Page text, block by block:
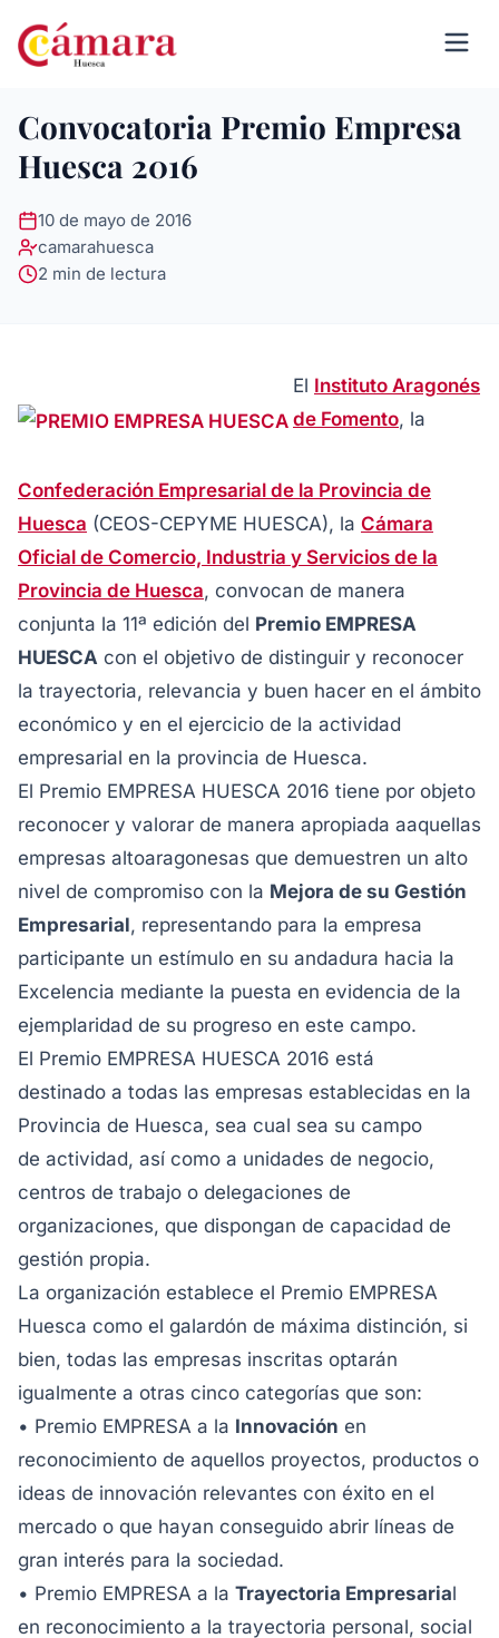
Convocatoria Premio Empresa
Huesca 2016
10 de mayo de 2016
camarahuesca
2 min de lectura
El Instituto Aragonés
de Fomento, la
Confederación Empresarial de la Provincia de
Huesca (CEOS-CEPYME HUESCA), la Cámara
Oficial de Comercio, Industria y Servicios de la
Provincia de Huesca, convocan de manera
conjunta la 11ª edición del Premio EMPRESA
HUESCA con el objetivo de distinguir y reconocer
la trayectoria, relevancia y buen hacer en el ámbito
económico y en el ejercicio de la actividad
empresarial en la provincia de Huesca.
El Premio EMPRESA HUESCA 2016 tiene por objeto
reconocer y valorar de manera apropiada aaquellas
empresas altoaragonesas que demuestren un alto
nivel de compromiso con la Mejora de su Gestión
Empresarial, representando para la empresa
participante un estímulo en su andadura hacia la
Excelencia mediante la puesta en evidencia de la
ejemplaridad de su progreso en este campo.
El Premio EMPRESA HUESCA 2016 está
destinado a todas las empresas establecidas en la
Provincia de Huesca, sea cual sea su campo
de actividad, así como a unidades de negocio,
centros de trabajo o delegaciones de
organizaciones, que dispongan de capacidad de
gestión propia.
La organización establece el Premio EMPRESA
Huesca como el galardón de máxima distinción, si
bien, todas las empresas inscritas optarán
igualmente a otras cinco categorías que son:
• Premio EMPRESA a la Innovación en
reconocimiento de aquellos proyectos, productos o
ideas de innovación relevantes con éxito en el
mercado o que hayan conseguido abrir líneas de
gran interés para la sociedad.
• Premio EMPRESA a la Trayectoria Empresarial
en reconocimiento a la trayectoria personal, social